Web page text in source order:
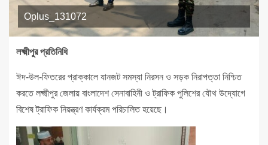
Oplus_131072
লক্ষ্মীপুর প্রতিনিধি
ঈদ-উল-ফিতরের প্রাক্কালে যানজট সমস্যা নিরসন ও সড়ক নিরাপত্তা নিশ্চিত
করতে লক্ষ্মীপুর জেলায় বাংলাদেশ সেনাবাহিনী ও ট্রাফিক পুলিশের যৌথ উদ্যোগে
বিশেষ ট্রাফিক নিয়ন্ত্রণ কার্যক্রম পরিচালিত হয়েছে।